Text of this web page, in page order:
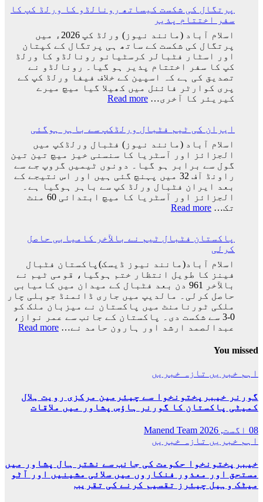
ہوگا:
فاطمہ
ثنا
اپنے
ترین
کھلاڑیوں
میں
سے
ایک
کو
کھو
پرتگال کی شکست کیساتھ رونالڈو کا ورلڈ کپ کا
سفر اختتام پذیر
اسلام آباد (مانند نیوز) ورلڈ کپ 2026ء میں
پرتگال کی شکست کے ساتھ ہی پرتگال کے کپتان
اور اسٹار فٹبالر کرسٹیانو رونالڈو کا ورلڈ
کپ کا سفر اختتام پذیر ہو گیا۔ رونالڈو نے
تصدیق کی ہے کہ اسپین کے خلاف فیفا ورلڈ کپ کے
پری کوارٹر فائنل میں کھیلا گیا میچ میرے
کیریئر کا آخری… Read more
:
شکست
کیساتھ
رونالڈو
کا
ورلڈ
کپ
کا
سفر
ایران کی ٹیم فٹبال ورلڈکپ سے باہر ہوگئی
اسلام آباد (مانند نیوز) فٹبال ورلڈکپ میں
الجزائز اور آسٹریا کا سنسنی خیز میچ تین تین
گول سے برابر ہو گیا۔ دونوں ٹیمیں گروپ جے سے
راونڈ آف 32 میں پہنچ گئی ہیں اور اس نتیجے کے
بعد ایران فٹبال ورلڈ کپ سے باہر ہوگیا ہے۔
الجزائز اور آسٹریا کا میچ ابتدائی 60 منٹ
تک… Read more
:
ٹیم
سے
باہر
ہوگئی
پاکستان فٹبال ٹیم نے بالآخر کامیابی حاصل
کرلی
اسلام آباد(مانند نیوز ڈیسک)پاکستان فٹبال
فینز کا طویل انتظار ختم ہوگیا، قومی ٹیم نے
بالآخر 961 دن بعد فٹبال کے میدان میں کامیابی
حاصل کرلی۔ مالدیپ میں جاری ڈائمنڈ جوبلی چار
ملکی ٹورنامنٹ میں پاکستان نے میزبان ملک کو
0-3 سے شکست دی۔ پاکستان کے جانب سے عمر نواز،
عبدالصمد ارشد اور ہارون حامد نے… Read more
:
You missed
اہم خبریں تازہ خبریں
گورنر خیبرپختونخوا سے چیئرمین مرکزی رویت ہلال
کمیٹی پاکستان کا گورنر ہاؤس پشاور میں ملاقات
08 اگست, 2026
Manend Team
اہم خبریں تازہ خبریں
خیبرپختونخوا حکومت کی جانب سے نشتر ہال پشاور میں
مستحق اور معذور فنکاروں میں سلائی مشینیں اور آٹو
میٹک وہیل چیئرز تقسیم کرنے کی تقریب